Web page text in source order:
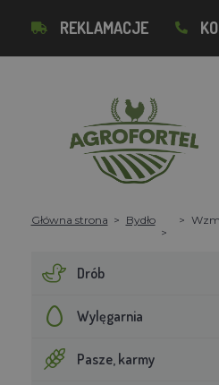
REKLAMACJE
Główna strona Bydło
Drób
Wylęgarnia
Pasze, karmy